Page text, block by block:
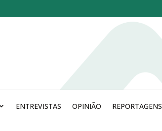
ENTREVISTAS OPINIÃO REPORTAGENS